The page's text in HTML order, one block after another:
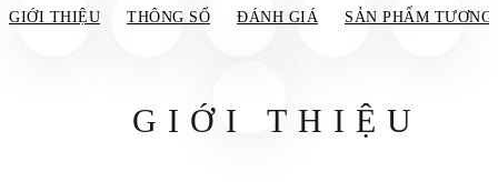
GIỚI THIỆU THÔNG SỐ ĐÁNH GIÁ SẢN PHẨM TƯƠNG
GIỚI THIỆU